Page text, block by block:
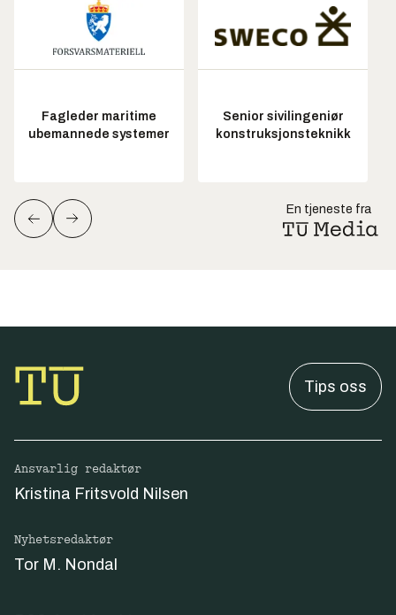
Fagleder maritime
ubemannede systemer
Senior sivilingeniør
konstruksjonsteknikk
En tjeneste fra
Tips oss
Ansvarlig redaktør
Kristina Fritsvold Nilsen
Nyhetsredaktør
Tor M. Nondal